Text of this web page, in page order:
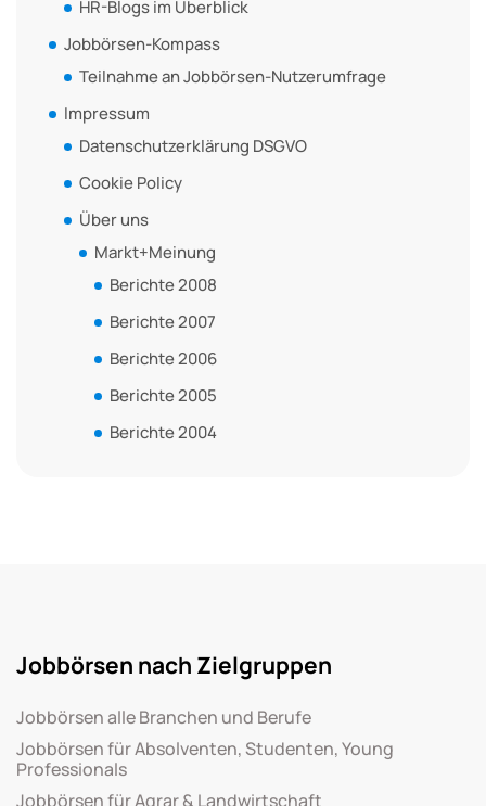
HR-Blogs im Überblick
Jobbörsen-Kompass
Teilnahme an Jobbörsen-Nutzerumfrage
Impressum
Datenschutzerklärung DSGVO
Cookie Policy
Über uns
Markt+Meinung
Berichte 2008
Berichte 2007
Berichte 2006
Berichte 2005
Berichte 2004
Jobbörsen nach Zielgruppen
Jobbörsen alle Branchen und Berufe
Jobbörsen für Absolventen, Studenten, Young
Professionals
Jobbörsen für Agrar & Landwirtschaft